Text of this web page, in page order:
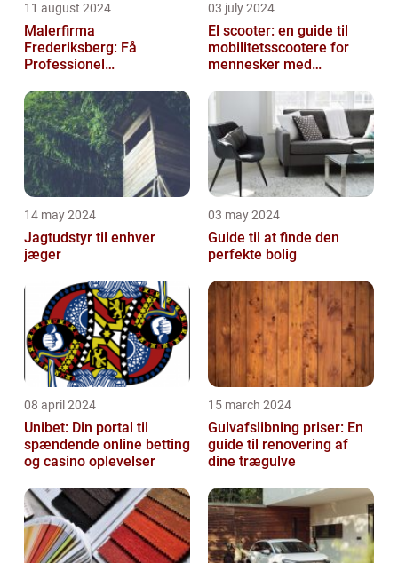
11 august 2024
Malerfirma
Frederiksberg: Få
Professionel
eller virksomhed
03 july 2024
El scooter: en guide til
mobilitetsscootere for
mennesker med
14 may 2024
Jagtudstyr til enhver
jæger
03 may 2024
Guide til at finde den
perfekte bolig
08 april 2024
Unibet: Din portal til
spændende online betting
og casino oplevelser
15 march 2024
Gulvafslibning priser: En
guide til renovering af
dine trægulve